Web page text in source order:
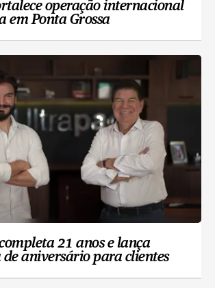
operação internacional
em Ponta Grossa
21 anos e lança
aniversário para clientes